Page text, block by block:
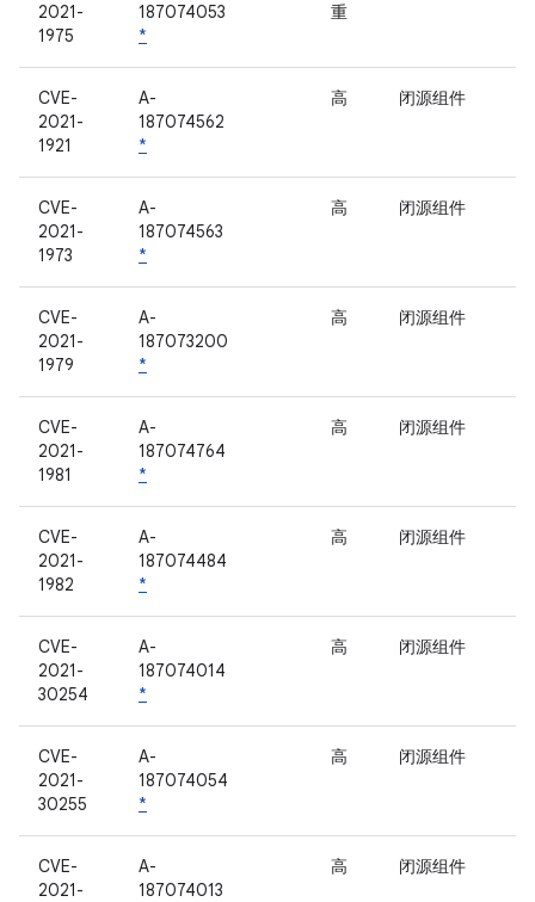
2021-
1975
187074053
*
重
CVE-
2021-
1921
A-
187074562
*
高 闭源组件
CVE-
2021-
1973
A-
187074563
*
高 闭源组件
CVE-
2021-
1979
A-
187073200
*
高 闭源组件
CVE-
2021-
1981
A-
187074764
*
高 闭源组件
CVE-
2021-
1982
A-
187074484
*
高 闭源组件
CVE-
2021-
30254
A-
187074014
*
高 闭源组件
CVE-
2021-
30255
A-
187074054
*
高 闭源组件
CVE-
2021-
A-
187074013
高 闭源组件